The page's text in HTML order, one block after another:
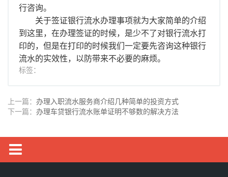
行咨询。
关于签证银行流水办理事项就为大家简单的介绍
到这里，在办理签证的时候，是少不了对银行流水打
印的，但是在打印的时候我们一定要先咨询这种银行
流水的实效性，以防带来不必要的麻烦。
标签：
上一篇：办理入职流水服务商介绍几种简单的投资方式
下一篇：办理车贷银行流水账单证明不够数的解决方法